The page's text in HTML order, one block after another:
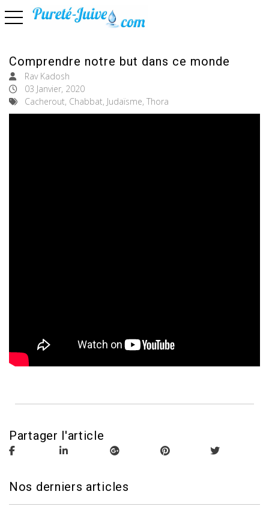
basculer la navigation
Comprendre notre but dans ce monde
Rav Kadosh
03 Janvier, 2020
Cacherout, Chabbat, Judaïsme, Thora
Partager l'article
Nos derniers articles